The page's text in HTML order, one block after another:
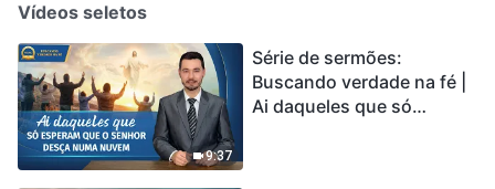
Vídeos seletos
9:37
Série de sermões:
Buscando verdade na fé |
Ai daqueles que só